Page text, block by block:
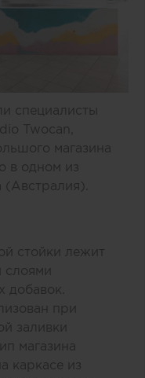
специалисты
Twocan,
магазина
в одном из
стойки лежит
слоями
добавок.
при
заливки
магазина
каркасе из